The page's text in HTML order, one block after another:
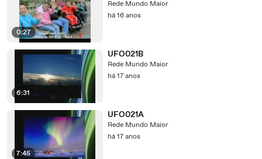
0:27
Rede Mundo Maior
há 16 anos
6:31
UFO021B
Rede Mundo Maior
há 17 anos
7:45
UFO021A
Rede Mundo Maior
há 17 anos